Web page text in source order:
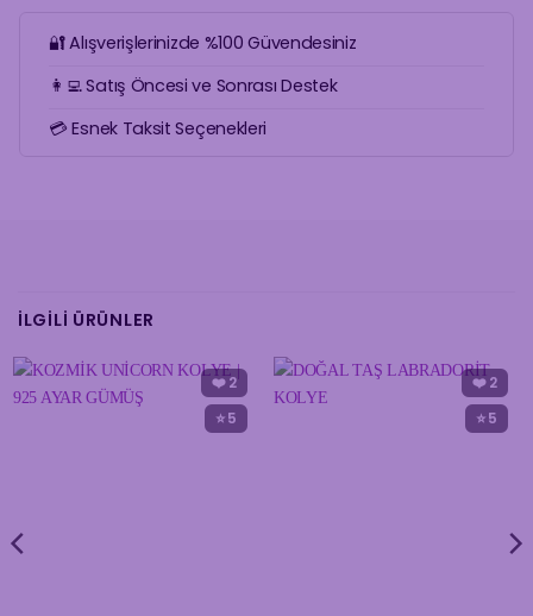
🔐 Alışverişlerinizde %100 Güvendesiniz
👩‍💻 Satış Öncesi ve Sonrası Destek
💳 Esnek Taksit Seçenekleri
İLGILI ÜRÜNLER
❤️2
⭐ 5
❤️2
⭐ 5